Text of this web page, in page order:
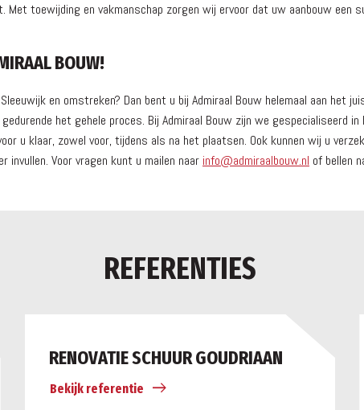
toewijding en vakmanschap zorgen wij ervoor dat uw aanbouw een
BOUW!
en omstreken? Dan bent u bij Admiraal Bouw helemaal aan het
het gehele proces. Bij Admiraal Bouw zijn we gespecialiseerd
u klaar, zowel voor, tijdens als na het plaatsen. Ook kunnen wij u
Voor vragen kunt u mailen naar info@admiraalbouw.nl of bellen
REFERENTIES
RENOVATIE SCHUUR GOUDRIAAN
Bekijk referentie